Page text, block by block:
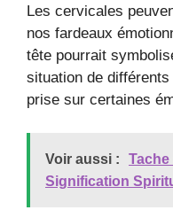
Les cervicales
nos fardeaux
tête pourrait
situation de
prise sur certaines
Voir aussi :
Tache
Signification